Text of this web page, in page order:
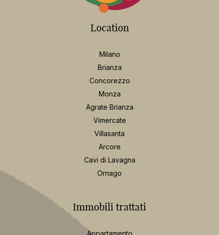
Location
Milano
Brianza
Concorezzo
Monza
Agrate Brianza
Vimercate
Villasanta
Arcore
Cavi di Lavagna
Ornago
Immobili trattati
Appartamento